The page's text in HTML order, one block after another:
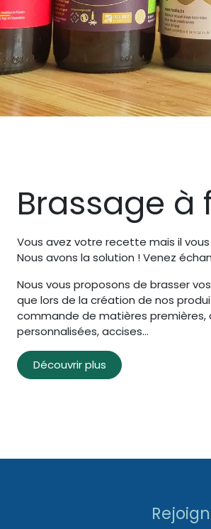
Brassage à
Vous avez votre recette mais il
Nous avons la solution ! Venez
Nous vous proposons de brasser
que lors de la création de nos
commande de matières
personnalisées, accises…
Découvrir plus